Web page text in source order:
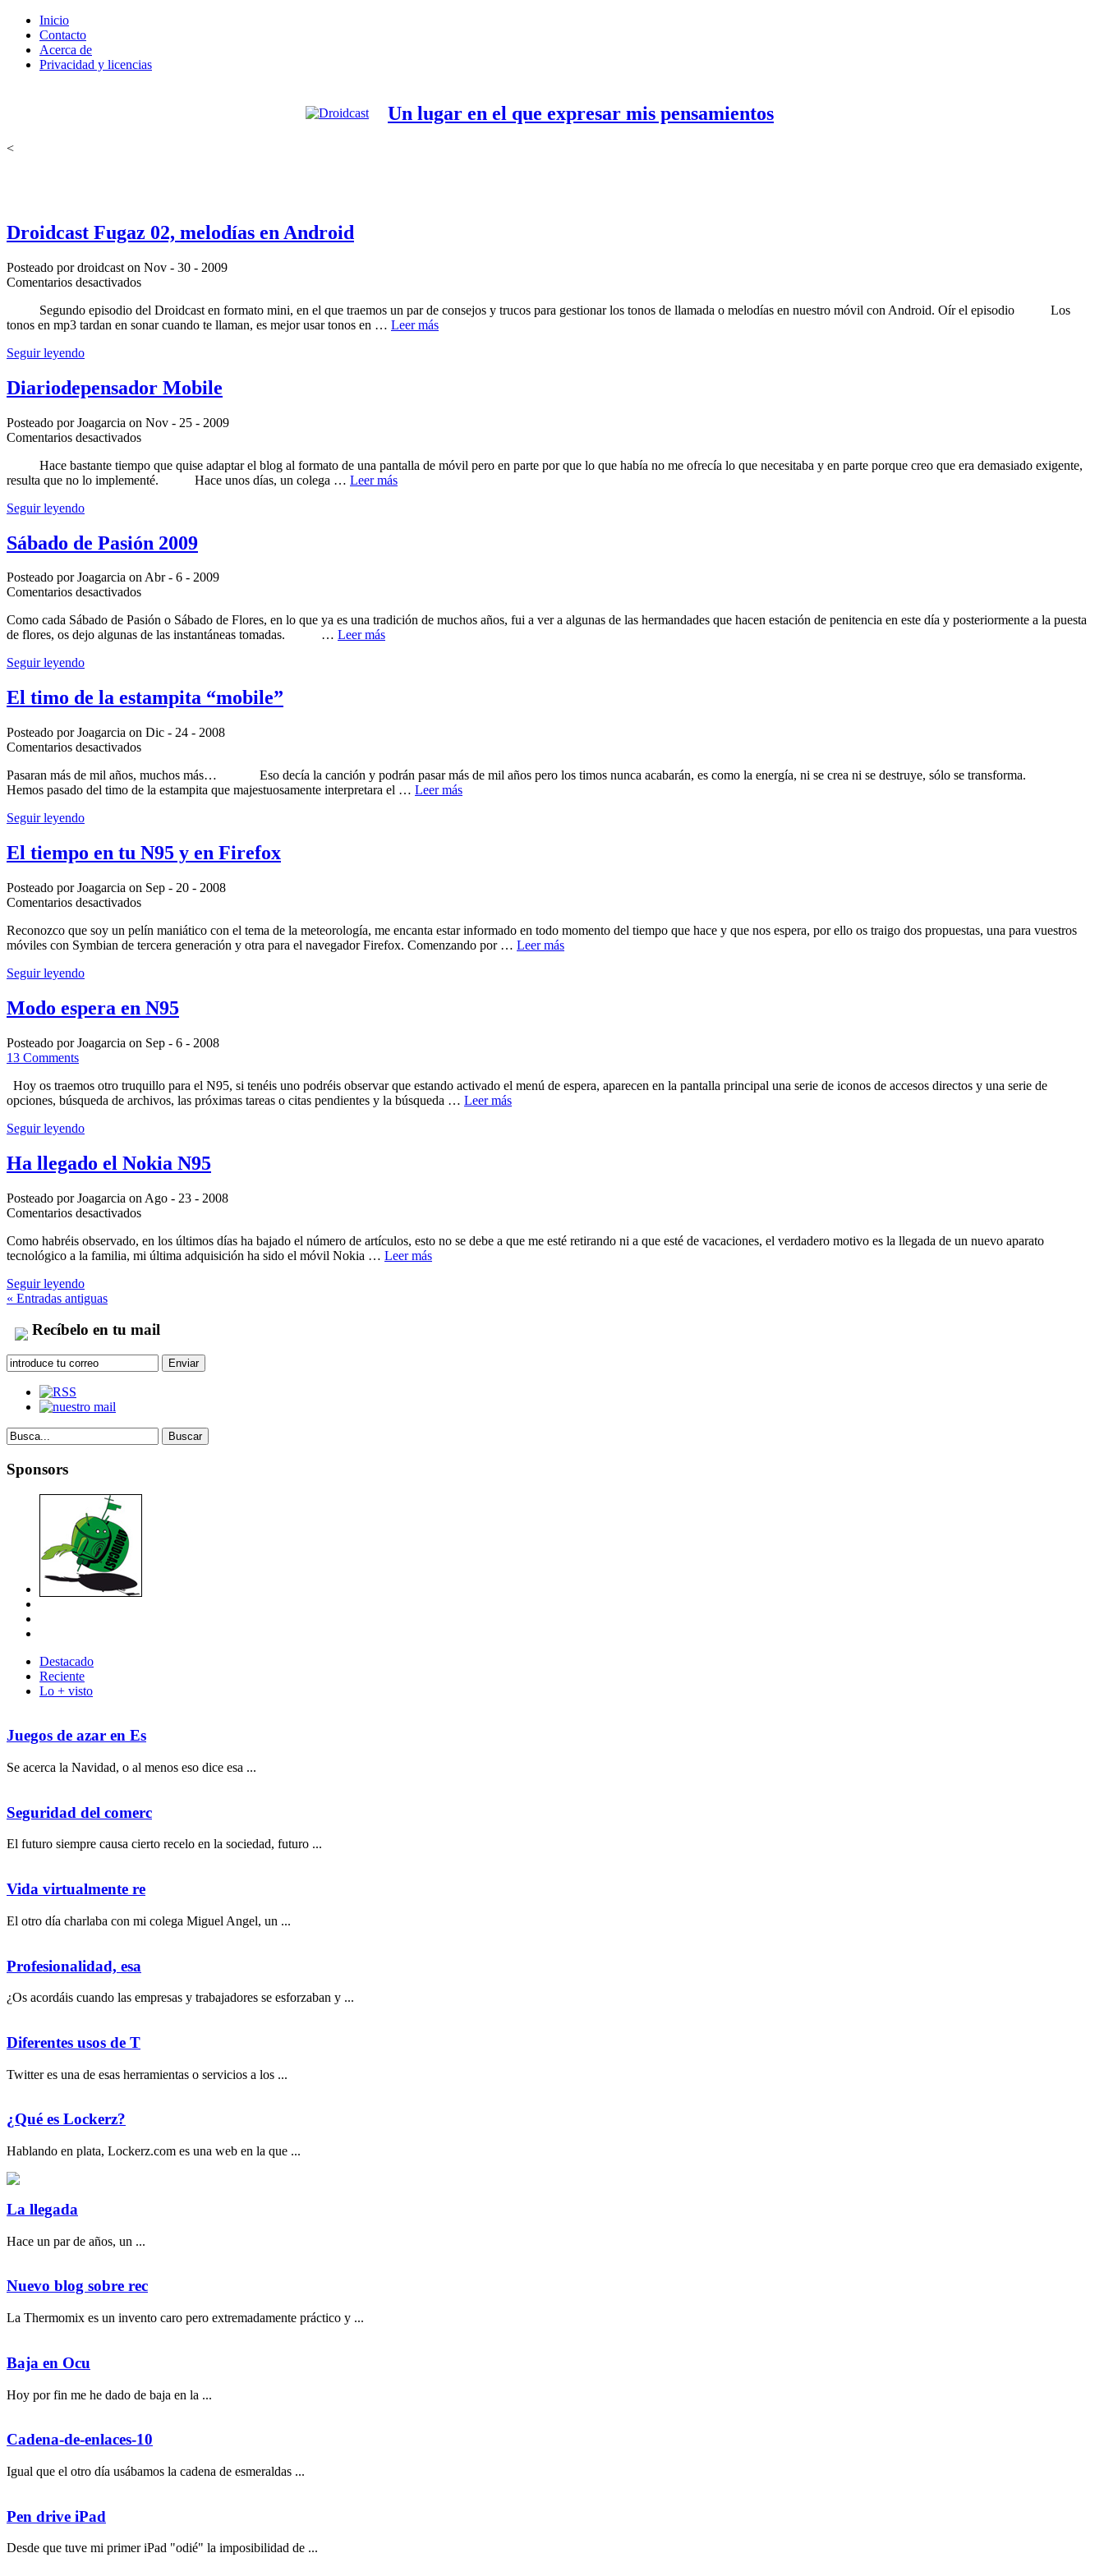
Inicio
Contacto
Acerca de
Privacidad y licencias
Un lugar en el que expresar mis pensamientos
<
Droidcast Fugaz 02, melodías en Android
Posteado por droidcast on Nov - 30 - 2009
Comentarios desactivadosen
Fugaz
02,
Segundo episodio del Droidcast en formato mini, en el que traemos un par de consejos y trucos para gestionar los tonos de llamada o melodías en nuestro móvil con Android. Oír el episodio Los
tonos en mp3 tardan en sonar cuando te llaman, es mejor usar tonos en … Leer más
Seguir leyendo
Diariodepensador Mobile
Posteado por Joagarcia on Nov - 25 - 2009
Comentarios desactivadosen
Mobile
Hace bastante tiempo que quise adaptar el blog al formato de una pantalla de móvil pero en parte por que lo que había no me ofrecía lo que necesitaba y en parte porque creo que era demasiado exigente,
resulta que no lo implementé. Hace unos días, un colega … Leer más
Seguir leyendo
Sábado de Pasión 2009
Posteado por Joagarcia on Abr - 6 - 2009
Comentarios desactivadosen
de
Pasión
Como cada Sábado de Pasión o Sábado de Flores, en lo que ya es una tradición de muchos años, fui a ver a algunas de las hermandades que hacen estación de penitencia en este día y posteriormente a la puesta
de flores, os dejo algunas de las instantáneas tomadas. … Leer más
Seguir leyendo
El timo de la estampita “mobile”
Posteado por Joagarcia on Dic - 24 - 2008
Comentarios desactivadosen
timo
de
Pasaran más de mil años, muchos más… Eso decía la canción y podrán pasar más de mil años pero los timos nunca acabarán, es como la energía, ni se crea ni se destruye, sólo se transforma.
Hemos pasado del timo de la estampita que majestuosamente interpretara el … Leer más
Seguir leyendo
El tiempo en tu N95 y en Firefox
Posteado por Joagarcia on Sep - 20 - 2008
Comentarios desactivadosen
tiempo
en
en
Firefox
Reconozco que soy un pelín maniático con el tema de la meteorología, me encanta estar informado en todo momento del tiempo que hace y que nos espera, por ello os traigo dos propuestas, una para vuestros
móviles con Symbian de tercera generación y otra para el navegador Firefox. Comenzando por … Leer más
Seguir leyendo
Modo espera en N95
Posteado por Joagarcia on Sep - 6 - 2008
13 Comments
Hoy os traemos otro truquillo para el N95, si tenéis uno podréis observar que estando activado el menú de espera, aparecen en la pantalla principal una serie de iconos de accesos directos y una serie de
opciones, búsqueda de archivos, las próximas tareas o citas pendientes y la búsqueda … Leer más
Seguir leyendo
Ha llegado el Nokia N95
Posteado por Joagarcia on Ago - 23 - 2008
Comentarios desactivadosen
llegado
el
Como habréis observado, en los últimos días ha bajado el número de artículos, esto no se debe a que me esté retirando ni a que esté de vacaciones, el verdadero motivo es la llegada de un nuevo aparato
tecnológico a la familia, mi última adquisición ha sido el móvil Nokia … Leer más
Seguir leyendo
« Entradas antiguas
Recíbelo en tu mail
Sponsors
Destacado
Reciente
Lo + visto
Juegos de azar en Es
Se acerca la Navidad, o al menos eso dice esa ...
Seguridad del comerc
El futuro siempre causa cierto recelo en la sociedad, futuro ...
Vida virtualmente re
El otro día charlaba con mi colega Miguel Angel, un ...
Profesionalidad, esa
¿Os acordáis cuando las empresas y trabajadores se esforzaban y ...
Diferentes usos de T
Twitter es una de esas herramientas o servicios a los ...
¿Qué es Lockerz?
Hablando en plata, Lockerz.com es una web en la que ...
La llegada
Hace un par de años, un ...
Nuevo blog sobre rec
La Thermomix es un invento caro pero extremadamente práctico y ...
Baja en Ocu
Hoy por fin me he dado de baja en la ...
Cadena-de-enlaces-10
Igual que el otro día usábamos la cadena de esmeraldas ...
Pen drive iPad
Desde que tuve mi primer iPad "odié" la imposibilidad de ...